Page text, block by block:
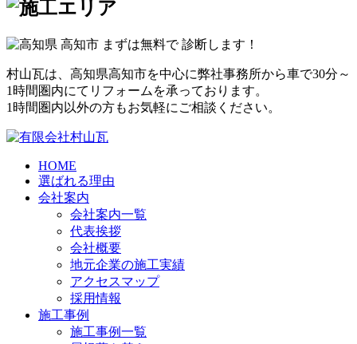
村山瓦は、高知県高知市を中心に弊社事務所から車で30分～
1時間圏内にてリフォームを承っております。
1時間圏内以外の方もお気軽にご相談ください。
HOME
選ばれる理由
会社案内
会社案内一覧
代表挨拶
会社概要
地元企業の施工実績
アクセスマップ
採用情報
施工事例
施工事例一覧